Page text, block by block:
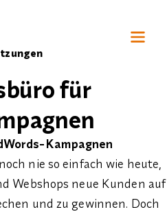
für
Kampagnen
nie so einfach wie heute,
Webshops neue Kunden auf
und zu gewinnen. Doch